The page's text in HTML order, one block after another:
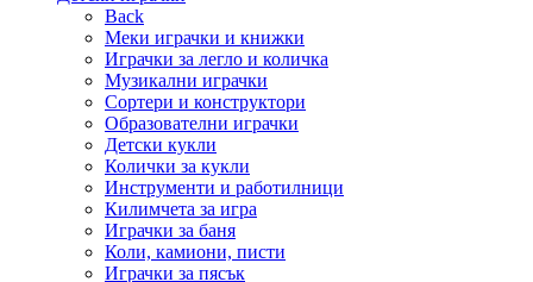
Back
Меки играчки и книжки
Играчки за легло и количка
Музикални играчки
Сортери и конструктори
Образователни играчки
Детски кукли
Колички за кукли
Инструменти и работилници
Килимчета за игра
Играчки за баня
Коли, камиони, писти
Играчки за пясък